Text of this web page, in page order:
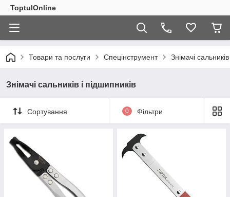
ToptulOnline
Товари та послуги Спецінструмент Знімачі
Знімачі сальників і підшипників
Сортування 0 Фільтри